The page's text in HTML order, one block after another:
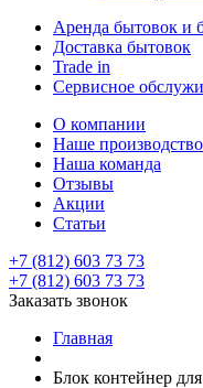
Аренда бытовок и
Доставка бытовок
Trade in
Сервисное
О компании
Наше производство
Наша команда
Отзывы
Акции
Статьи
+7 (812) 603 73 73
+7 (812) 603 73 73
Заказать звонок
Главная
Блок контейнер